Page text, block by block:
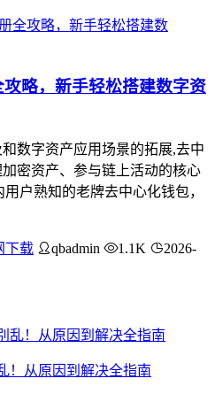
略，新手轻松搭建数字资
数字资产应用场景的拓展,去中
密资产、参与链上活动的核心
户熟知的老牌去中心化钱包，
下载 qbadmin 1.1K
2026-
！从原因到解决全指南